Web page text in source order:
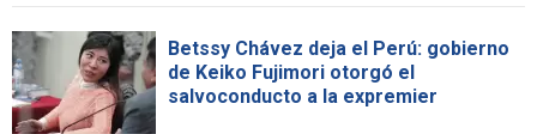
Betssy Chávez deja el Perú: gobierno
de Keiko Fujimori otorgó el
salvoconducto a la expremier